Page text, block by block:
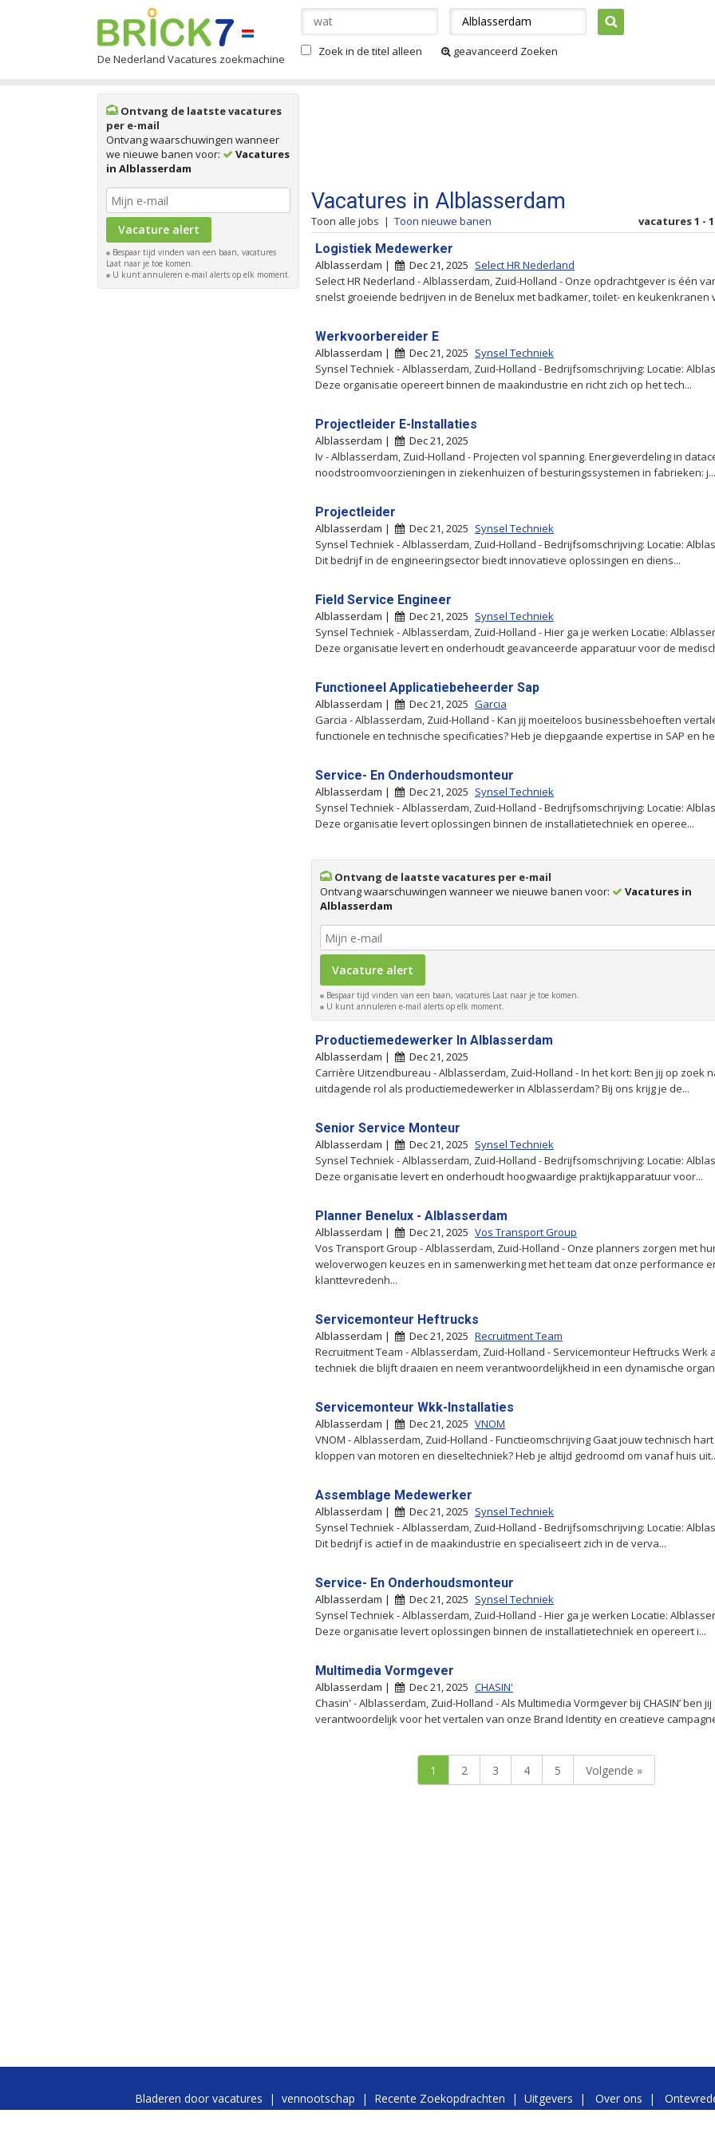
De Nederland Vacatures zoekmachine
Zoek in de titel alleen geavanceerd Zoeken
Ontvang de laatste vacatures
per e-mail
Ontvang waarschuwingen wanneer
we nieuwe banen voor:
Vacatures
in Alblasserdam
Bespaar tijd vinden van een baan, vacatures
Laat naar je toe komen.
U kunt annuleren e-mail alerts op elk moment.
Vacatures in Alblasserdam
Toon alle jobs | Toon nieuwe banen vacatures 1 -
Logistiek Medewerker
Alblasserdam | Dec 21, 2025 Select HR Nederland
Select HR Nederland - Alblasserdam, Zuid-Holland - Onze opdrachtgever is één
snelst groeiende bedrijven in de Benelux met badkamer, toilet- en keukenkranen
Werkvoorbereider E
Alblasserdam | Dec 21, 2025 Synsel Techniek
Synsel Techniek - Alblasserdam, Zuid-Holland - Bedrijfsomschrijving: Locatie:
Deze organisatie opereert binnen de maakindustrie en richt zich op het tech...
Projectleider E-Installaties
Alblasserdam |
Dec 21, 2025
Iv - Alblasserdam, Zuid-Holland - Projecten vol spanning. Energieverdeling in
noodstroomvoorzieningen in ziekenhuizen of besturingssystemen in fabrieken: j...
Projectleider
Alblasserdam | Dec 21, 2025 Synsel Techniek
Synsel Techniek - Alblasserdam, Zuid-Holland - Bedrijfsomschrijving: Locatie:
Dit bedrijf in de engineeringsector biedt innovatieve oplossingen en diens...
Field Service Engineer
Alblasserdam | Dec 21, 2025 Synsel Techniek
Synsel Techniek - Alblasserdam, Zuid-Holland - Hier ga je werken Locatie:
Deze organisatie levert en onderhoudt geavanceerde apparatuur voor de
Functioneel Applicatiebeheerder Sap
Alblasserdam | Dec 21, 2025 Garcia
Garcia - Alblasserdam, Zuid-Holland - Kan jij moeiteloos businessbehoeften
functionele en technische specificaties? Heb je diepgaande expertise in SAP en
Service- En Onderhoudsmonteur
Alblasserdam | Dec 21, 2025 Synsel Techniek
Synsel Techniek - Alblasserdam, Zuid-Holland - Bedrijfsomschrijving: Locatie:
Deze organisatie levert oplossingen binnen de installatietechniek en operee...
Ontvang de laatste vacatures per e-mail
Ontvang waarschuwingen wanneer we nieuwe banen voor:
Vacatures in
Alblasserdam
Bespaar tijd vinden van een baan, vacatures Laat naar je toe komen.
U kunt annuleren e-mail alerts op elk moment.
Productiemedewerker In Alblasserdam
Alblasserdam |
Dec 21, 2025
Carrière Uitzendbureau - Alblasserdam, Zuid-Holland - In het kort: Ben jij op zoek
uitdagende rol als productiemedewerker in Alblasserdam? Bij ons krijg je de...
Senior Service Monteur
Alblasserdam | Dec 21, 2025 Synsel Techniek
Synsel Techniek - Alblasserdam, Zuid-Holland - Bedrijfsomschrijving: Locatie:
Deze organisatie levert en onderhoudt hoogwaardige praktijkapparatuur voor...
Planner Benelux - Alblasserdam
Alblasserdam | Dec 21, 2025 Vos Transport Group
Vos Transport Group - Alblasserdam, Zuid-Holland - Onze planners zorgen met
weloverwogen keuzes en in samenwerking met het team dat onze performance
klanttevredenh...
Servicemonteur Heftrucks
Alblasserdam | Dec 21, 2025 Recruitment Team
Recruitment Team - Alblasserdam, Zuid-Holland - Servicemonteur Heftrucks Werk
techniek die blijft draaien en neem verantwoordelijkheid in een dynamische
Servicemonteur Wkk-Installaties
Alblasserdam | Dec 21, 2025 VNOM
VNOM - Alblasserdam, Zuid-Holland - Functieomschrijving Gaat jouw technisch
kloppen van motoren en dieseltechniek? Heb je altijd gedroomd om vanaf huis
Assemblage Medewerker
Alblasserdam | Dec 21, 2025 Synsel Techniek
Synsel Techniek - Alblasserdam, Zuid-Holland - Bedrijfsomschrijving: Locatie:
Dit bedrijf is actief in de maakindustrie en specialiseert zich in de verva...
Service- En Onderhoudsmonteur
Alblasserdam | Dec 21, 2025 Synsel Techniek
Synsel Techniek - Alblasserdam, Zuid-Holland - Hier ga je werken Locatie:
Deze organisatie levert oplossingen binnen de installatietechniek en opereert i...
Multimedia Vormgever
Alblasserdam | Dec 21, 2025 CHASIN'
Chasin' - Alblasserdam, Zuid-Holland - Als Multimedia Vormgever bij CHASIN’ ben jij
verantwoordelijk voor het vertalen van onze Brand Identity en creatieve
1 2 3 4 5 Volgende »
Bladeren door vacatures | vennootschap | Recente Zoekopdrachten | Uitgevers | Over ons |